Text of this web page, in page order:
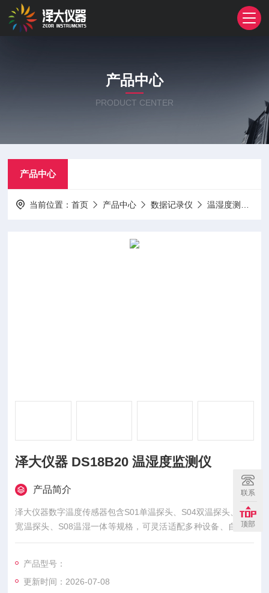
产品中心
PRODUCT CENTER
产品中心
当前位置：首页 产品中心 数据记录仪 温湿度测试仪
泽大仪器 DS18B20 温湿度监测仪
产品简介
泽大仪器数字温度传感器包含S01单温探头、S04双温探头、S05
宽温探头、S08温湿一体等规格，可灵活适配多种设备、自由定
制度高。特别提醒：本产品不适用于长期液体浸泡策略，如有需
U协议的变送器设备，注意接口类型和线序，避免因接口类型不
对而无法使用，避免因线序不对而导致传感器无法使用或损坏。
产品型号：
更新时间：2026-07-08
联系
顶部